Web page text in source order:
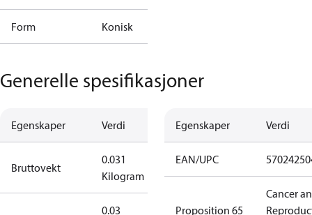
Form Konisk
Generelle spesifikasjoner
Egenskaper Verdi
Bruttovekt
0.031
Kilogram
0.03
Egenskaper Verdi
EAN/UPC
Proposition 65
Cancer